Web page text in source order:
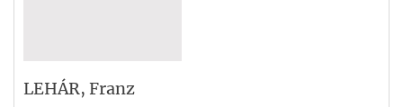
LEHÁR, Franz